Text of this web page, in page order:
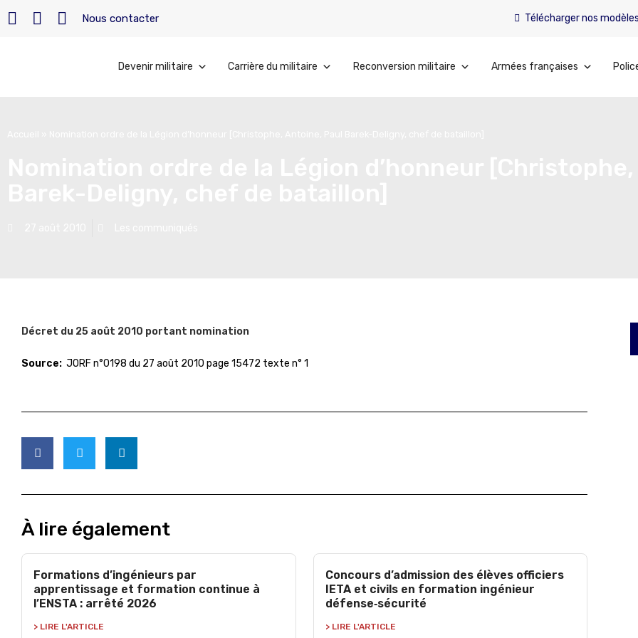
Nous contacter Télécharger nos modèles
Devenir militaire Carrière du militaire Reconversion militaire Armées françaises
Décret du 25 août 2010 portant nomination
Source: JORF n°0198 du 27 août 2010 page 15472 texte n° 1
À lire également
Formations d’ingénieurs par
apprentissage et formation continue à
l’ENSTA : arrêté 2026
> LIRE L'ARTICLE
Concours d’admission des élèves officiers
IETA et civils en formation ingénieur
défense‑sécurité
> LIRE L'ARTICLE